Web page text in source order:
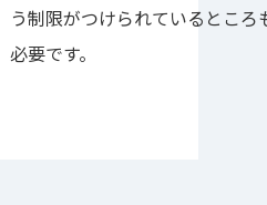
う制限がつけられているとこ
必要です。